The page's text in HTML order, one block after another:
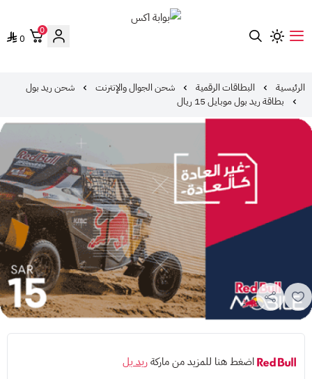
0
0
الرئيسية البطاقات الرقمية شحن الجوال والإنترنت
شحن ريد بول
بطاقة ريد بول موبايل 15 ريال
اضغط هنا للمزيد من ماركةريد بل